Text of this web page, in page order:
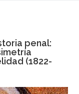
penal:
(1822-